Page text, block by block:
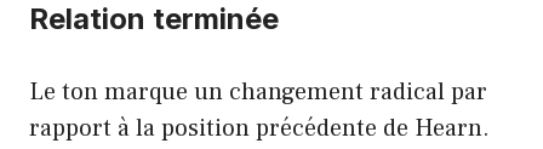
Relation terminée
Le ton marque un changement radical par
rapport à la position précédente de Hearn.